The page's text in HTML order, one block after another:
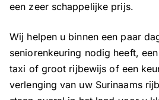
een zeer schappelijke prijs.
Wij helpen u binnen een paar
seniorenkeuring nodig heeft,
taxi of groot rijbewijs of een
verlenging van uw Surinaams